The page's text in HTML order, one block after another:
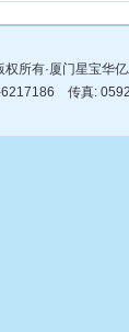
所有·厦门星宝华
6217186 传真: